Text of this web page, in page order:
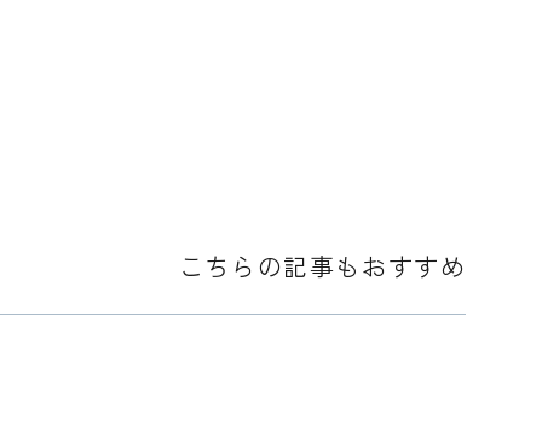
こちらの記事もおすすめ